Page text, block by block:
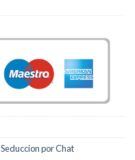
Seduccion por Chat